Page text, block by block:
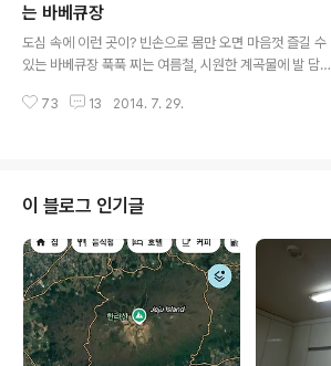
군요. 지정된 야영장은 이미 일부업자에 의해 선점되어 빈
틈없이 텐트가 장악을 하고 있는 상태, 야영객들이 텐트를
치고 즐겨야 할 곳에는 장삿꾼들이 이미 자리를 선점하여
텐트를 치고는 하룻밤 이용료로 3만원씩 받고 장사를 하고
있었기 때문이지요. 하는 수 없이 이호해변 동쪽에 있는 울
는 바베큐장
도심 속에 이런 곳이? 빈손으로 몸만 오면 마음껏 즐길 수
있는 바베큐장 푹푹 찌는 여름철, 시원한 계곡물에 발 담그
요? 하지만 요즘은 신선 같은 피서는 꿈도 못 꿉니다. 사람
숲속으로 들어가면 숯불은 위험 화기로 취급되어 아예 피
울 수도 없는 실정이고, 뭐니뭐니해도 고기는 숯불에 구워
먹어야 제 맛인데 말입니다. 시민들의 이러한 고민을 알아
차린 것일까요? 얼핏 보면 장삿속의 일환이긴 한데, 누이
좋고 매부 좋고, 장삿꾼의 입장에서나 이용객의 입장에서
나 크게 나쁘지는 않아 보입니다. 시..
73 13 2014. 7. 29.
이 블로그 인기글